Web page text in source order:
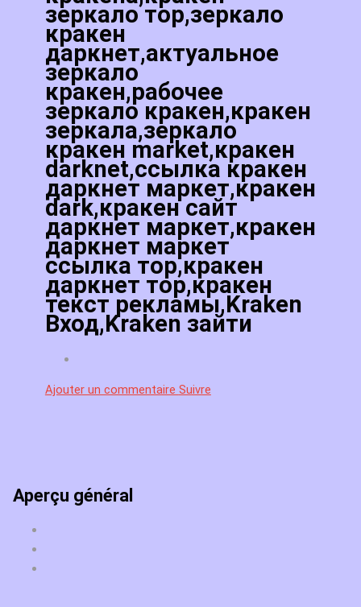
зеркало тор,зеркало
кракен
даркнет,актуальное
зеркало
кракен,рабочее
зеркало кракен,кракен
зеркала,зеркало
кракен market,кракен
darknet,ссылка кракен
даркнет маркет,кракен
dark,кракен сайт
даркнет маркет,кракен
даркнет маркет
ссылка тор,кракен
даркнет тор,кракен
текст рекламы,Kraken
Вход,Kraken зайти
Ajouter un commentaire Suivre
Aperçu général